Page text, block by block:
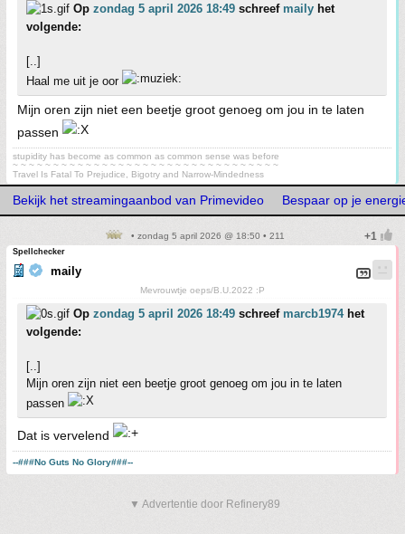
Op zondag 5 april 2026 18:49 schreef maily het
volgende:
[..]
Haal me uit je oor
Mijn oren zijn niet een beetje groot genoeg om jou in te laten
passen
stupidity has become as common as common sense was before
~ ~ ~ ~ ~ ~ ~ ~ ~ ~ ~ ~ ~ ~ ~ ~ ~ ~ ~ ~ ~ ~ ~ ~ ~ ~ ~ ~ ~ ~ ~ ~ ~
Travel Is Fatal To Prejudice, Bigotry and Narrow-Mindedness
Bekijk het streamingaanbod van Primevideo Bespaar op je
• zondag 5 april 2026 @ 18:50 • 211
Spellchecker
maily
Mevrouwtje oeps/B.U.2022 :P
Op zondag 5 april 2026 18:49 schreef marcb1974het
volgende:
[..]
Mijn oren zijn niet een beetje groot genoeg om jou in te laten
passen
Dat is vervelend
--###No Guts No Glory###--
▼ Advertentie door Refinery89